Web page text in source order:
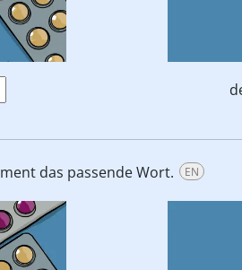
das passende Wort. EN